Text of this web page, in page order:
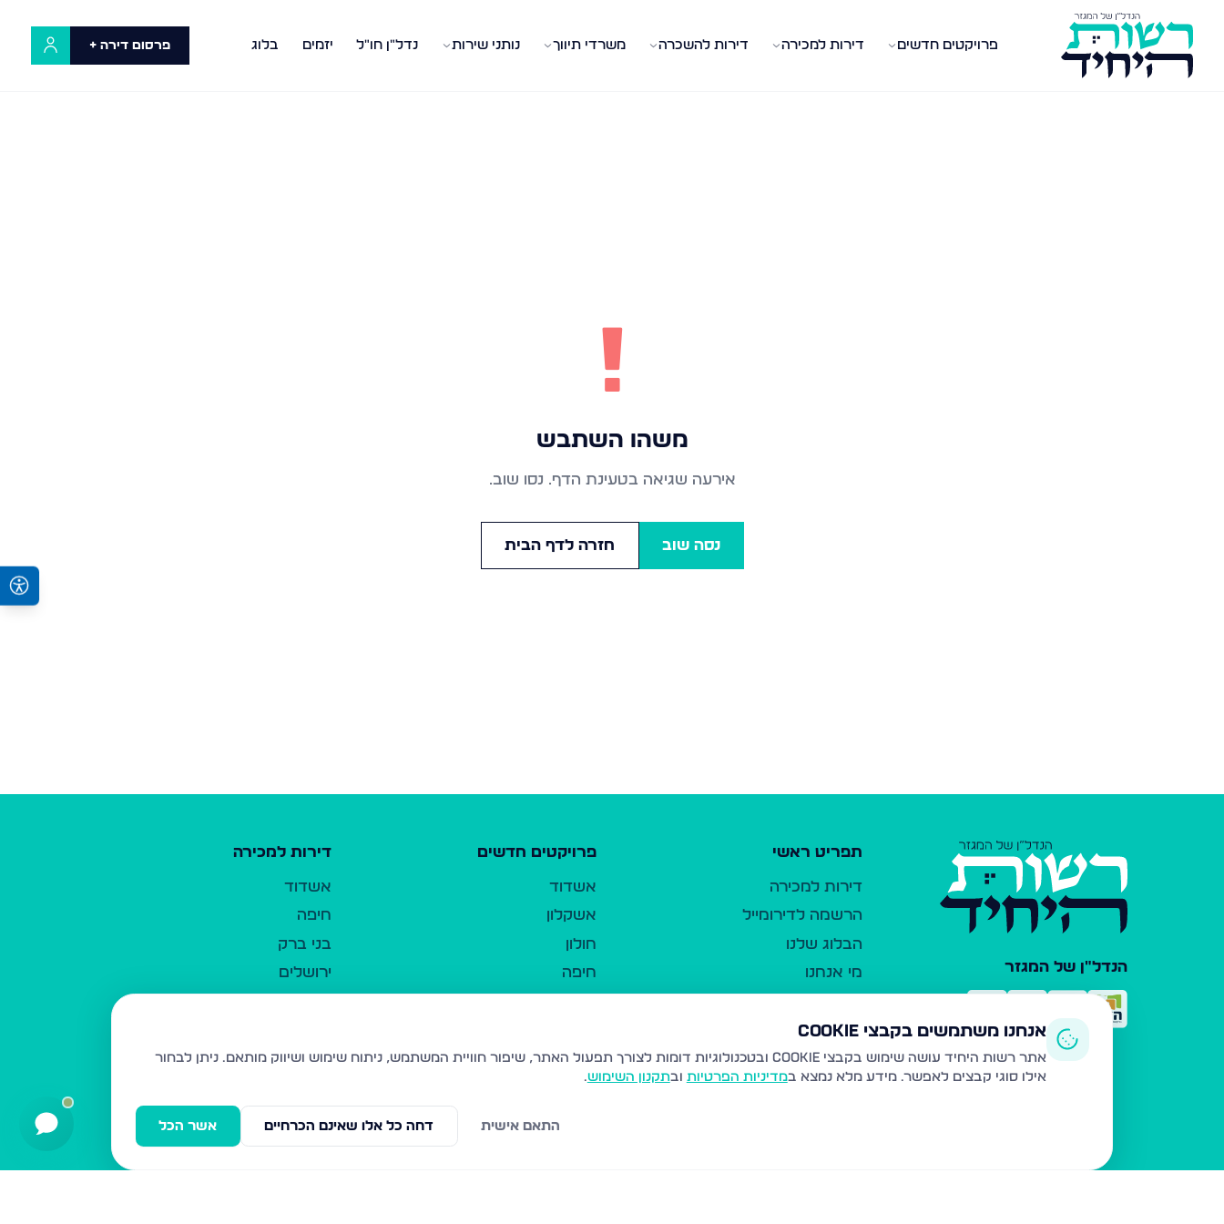
פרויקטים חדשים דירות למכירה דירות להשכרה משרדי תיווך נותני שירות נדל"ן חו"ל יזמים בלוג פרסום דירה +
!
משהו השתבש
אירעה שגיאה בטעינת הדף. נסו שוב.
נסה שוב חזרה לדף הבית
הנדל"ן של המגזר
תפריט ראשי
דירות למכירה
הרשמה לדירומייל
הבלוג שלנו
מי אנחנו
כלי עזר
פרסום ברשות היחיד
משרדי תיווך
פרויקטים חדשים
אשדוד
אשקלון
חולון
חיפה
נהריה
עמנואל
דירות למכירה
אשדוד
חיפה
בני ברק
ירושלים
בית שמש
ביתר עילית
אנחנו משתמשים בקבצי Cookie
אתר רשות היחיד עושה שימוש בקבצי Cookie ובטכנולוגיות דומות לצורך תפעול האתר, שיפור חוויית המשתמש, ניתוח שימוש ושיווק מותאם.
ניתן לבחור
אילו סוגי קבצים לאפשר. מידע מלא נמצא במדיניות הפרטיות ובתקנון השימוש.
אשר הכל דחה כל אלו שאינם הכרחיים התאם אישית